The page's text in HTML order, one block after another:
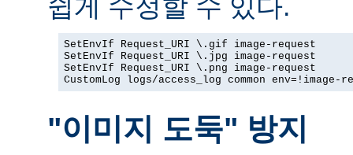
쉽게 수정할 수 있다.
SetEnvIf Request_URI \.gif image-request
SetEnvIf Request_URI \.jpg image-request
SetEnvIf Request_URI \.png image-request
CustomLog logs/access_log common env=!image-
"이미지 도둑" 방지